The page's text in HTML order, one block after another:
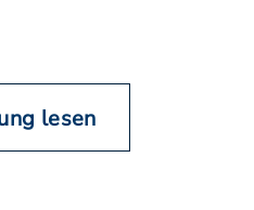
lesen